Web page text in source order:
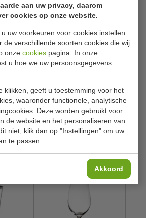
aan uw privacy, daarom
cookies op onze website.
uw voorkeuren voor cookies instellen.
de verschillende soorten cookies die wij
onze cookies pagina. In onze
u hoe we uw persoonsgegevens
klikken, geeft u toestemming voor het
waaronder functionele, analytische
Deze worden gebruikt voor
de website en het personaliseren van
niet, klik dan op "Instellingen" om uw
te passen.
Akkoord
Lees meer
25.5 cl
10 x 7 cm
12